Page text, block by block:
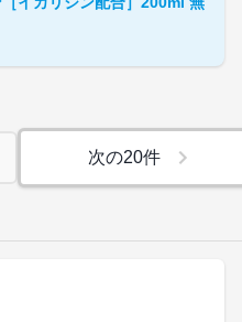
次の20件